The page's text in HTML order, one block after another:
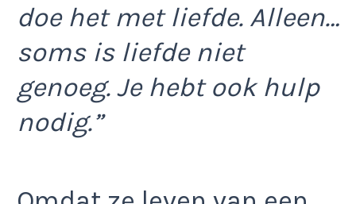
doe het met liefde. Alleen…
soms is liefde niet
genoeg. Je hebt ook hulp
nodig.”